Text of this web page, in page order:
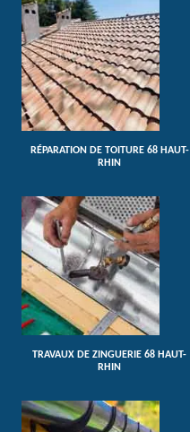
RÉPARATION DE TOITURE 68 HAUT-
RHIN
TRAVAUX DE ZINGUERIE 68 HAUT-
RHIN